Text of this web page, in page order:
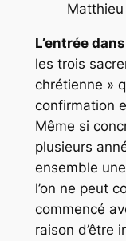
Matthieu
L’entrée
les trois
chrétienne »
confirmation
Même si
plusieurs
ensemble
l’on ne peut
commencé
raison d’être